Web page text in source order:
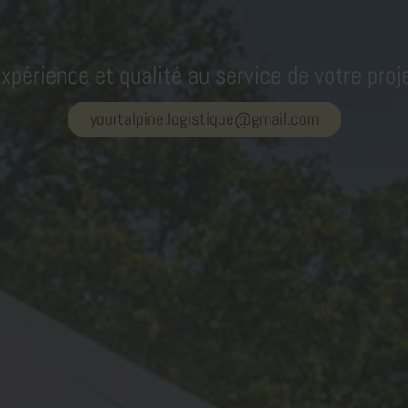
et qualité au service de votre
yourtalpine.logistique@gmail.com